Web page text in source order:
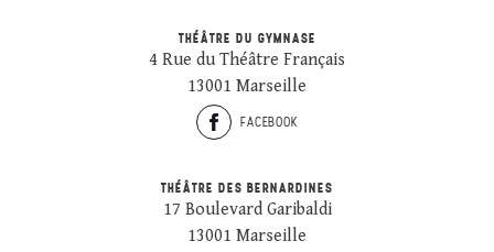
THÉÂTRE DU GYMNASE
4 Rue du Théâtre Français
13001 Marseille
FACEBOOK
THÉÂTRE DES BERNARDINES
17 Boulevard Garibaldi
13001 Marseille